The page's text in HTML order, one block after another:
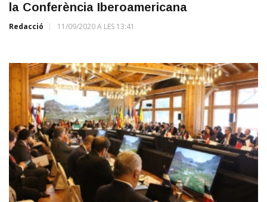
la Conferència Iberoamericana
Redacció 11/09/2020 A LES 13:41